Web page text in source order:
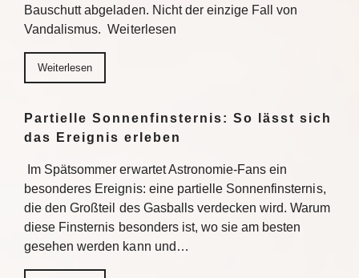
Bauschutt abgeladen. Nicht der einzige Fall von
Vandalismus. Weiterlesen
Weiterlesen
Partielle Sonnenfinsternis: So lässt sich
das Ereignis erleben
Im Spätsommer erwartet Astronomie-Fans ein
besonderes Ereignis: eine partielle Sonnenfinsternis,
die den Großteil des Gasballs verdecken wird. Warum
diese Finsternis besonders ist, wo sie am besten
gesehen werden kann und…